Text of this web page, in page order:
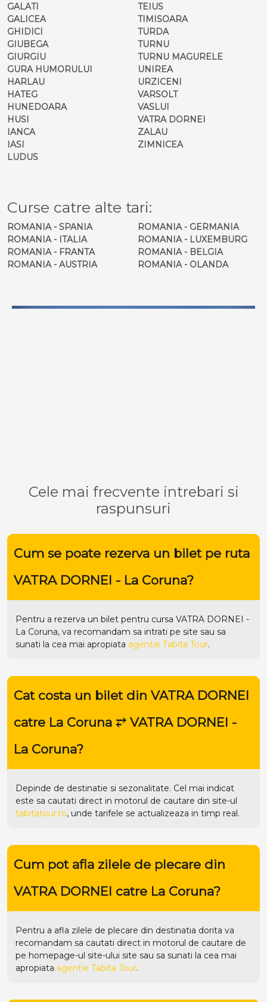
GALATI
GALICEA
GHIDICI
GIUBEGA
GIURGIU
GURA HUMORULUI
HARLAU
HATEG
HUNEDOARA
HUSI
IANCA
IASI
LUDUS
TEIUS
TIMISOARA
TURDA
TURNU
TURNU MAGURELE
UNIREA
URZICENI
VARSOLT
VASLUI
VATRA DORNEI
ZALAU
ZIMNICEA
Curse catre alte tari:
ROMANIA - SPANIA
ROMANIA - ITALIA
ROMANIA - FRANTA
ROMANIA - AUSTRIA
ROMANIA - GERMANIA
ROMANIA - LUXEMBURG
ROMANIA - BELGIA
ROMANIA - OLANDA
Cele mai frecvente intrebari si
raspunsuri
Cum se poate rezerva un bilet pe ruta
VATRA DORNEI - La Coruna?
Pentru a rezerva un bilet pentru cursa VATRA DORNEI -
La Coruna, va recomandam sa intrati pe site sau sa
sunati la cea mai apropiata agentie Tabita Tour.
Cat costa un bilet din VATRA DORNEI
catre La Coruna ⥂ VATRA DORNEI -
La Coruna?
Depinde de destinatie si sezonalitate. Cel mai indicat
este sa cautati direct in motorul de cautare din site-ul
tabitatour.ro, unde tarifele se actualizeaza in timp real.
Cum pot afla zilele de plecare din
VATRA DORNEI catre La Coruna?
Pentru a afla zilele de plecare din destinatia dorita va
recomandam sa cautati direct in motorul de cautare de
pe homepage-ul site-ului site sau sa sunati la cea mai
apropiata agentie Tabita Tour.